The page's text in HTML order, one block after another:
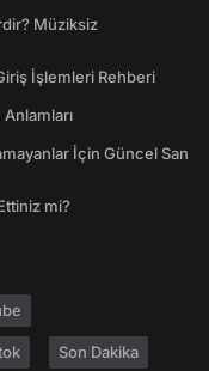
Müziksiz
İşlemleri Rehberi
İçin Güncel San
mi?
Son Dakika